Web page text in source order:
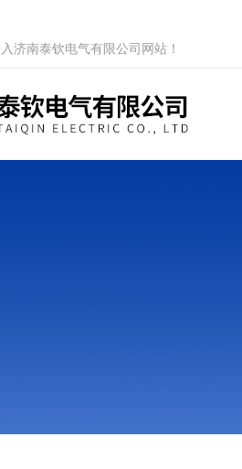
济南泰钦电气有限公司网站！